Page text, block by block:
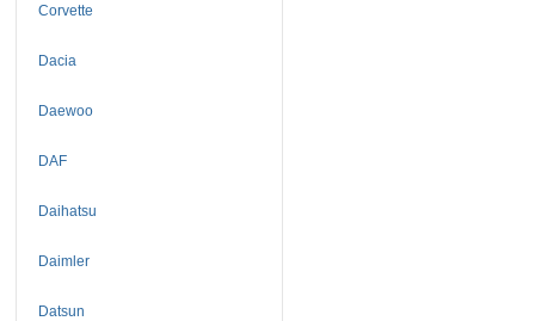
Corvette
Dacia
Daewoo
DAF
Daihatsu
Daimler
Datsun